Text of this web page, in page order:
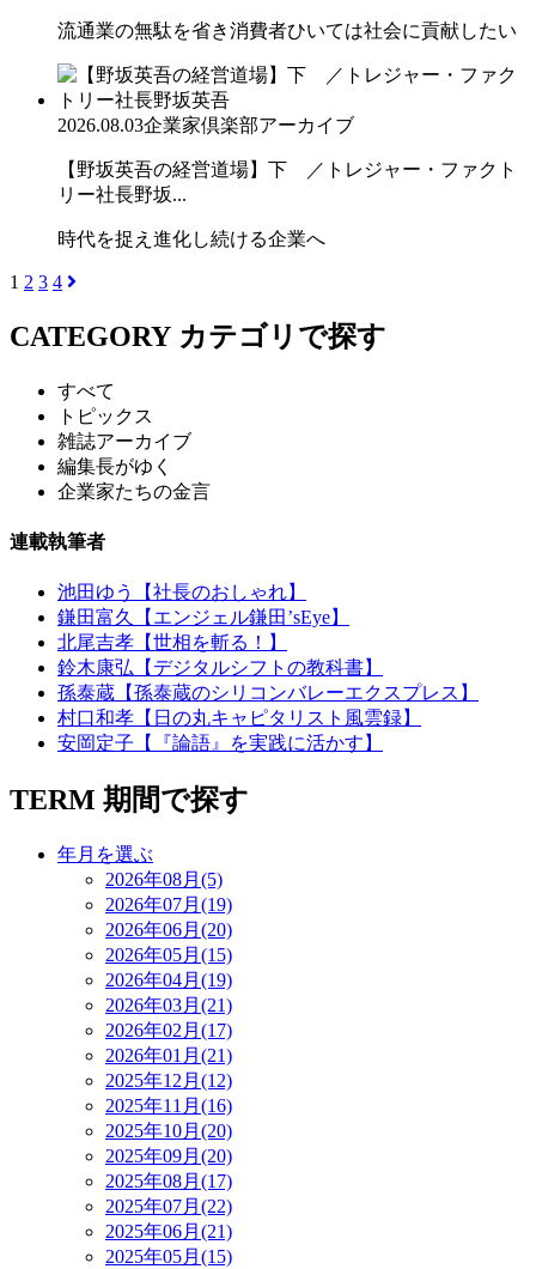
流通業の無駄を省き消費者ひいては社会に貢献したい
2026.08.03企業家倶楽部アーカイブ
【野坂英吾の経営道場】下 ／トレジャー・ファクト
リー社長野坂...
時代を捉え進化し続ける企業へ
1 2 3 4
CATEGORY カテゴリで探す
すべて
トピックス
雑誌アーカイブ
編集長がゆく
企業家たちの金言
連載執筆者
池田ゆう【社長のおしゃれ】
鎌田富久【エンジェル鎌田’sEye】
北尾吉孝【世相を斬る！】
鈴木康弘【デジタルシフトの教科書】
孫泰蔵【孫泰蔵のシリコンバレーエクスプレス】
村口和孝【日の丸キャピタリスト風雲録】
安岡定子【『論語』を実践に活かす】
TERM 期間で探す
年月を選ぶ
2026年08月(5)
2026年07月(19)
2026年06月(20)
2026年05月(15)
2026年04月(19)
2026年03月(21)
2026年02月(17)
2026年01月(21)
2025年12月(12)
2025年11月(16)
2025年10月(20)
2025年09月(20)
2025年08月(17)
2025年07月(22)
2025年06月(21)
2025年05月(15)